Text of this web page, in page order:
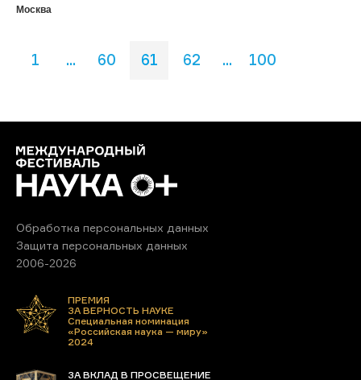
Москва
1 ... 60 61 62 ... 100
Обработка персональных данных
Защита персональных данных
2006-2026
ПРЕМИЯ
ЗА ВЕРНОСТЬ НАУКЕ
Специальная номинация
«Российская наука — миру»
2024
ЗА ВКЛАД В ПРОСВЕЩЕНИЕ